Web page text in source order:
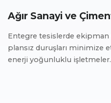
Ağır Sanayi ve
Entegre tesislerde ekipman
plansız duruşları minimize
enerji yoğunluklu işletmeler.